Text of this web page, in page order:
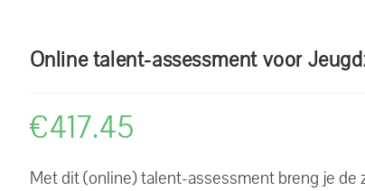
Online talent-assessment voor
€417.45
Met dit (online) talent-assessment breng je de